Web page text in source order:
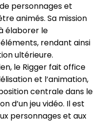
personnages et
animés. Sa mission
élaborer le
rendant ainsi
ultérieure.
le Rigger fait office
et l’animation,
centrale dans le
d’un jeu vidéo. Il est
personnages et aux